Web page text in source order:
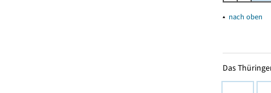
▴ nach oben
Das